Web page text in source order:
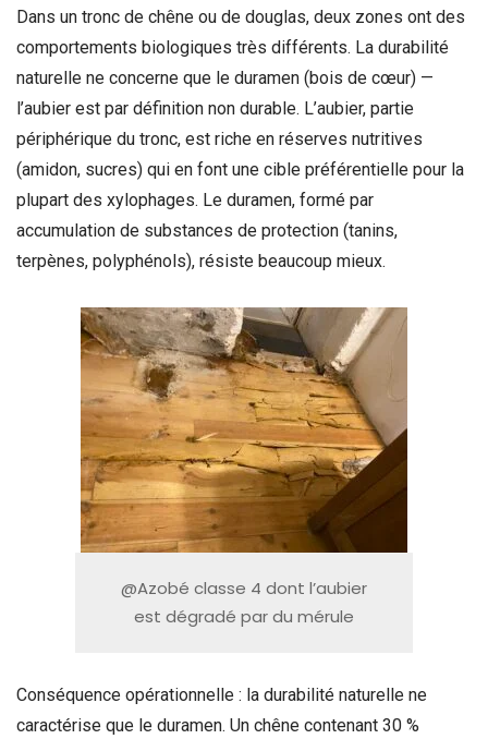
Dans un tronc de chêne ou de douglas, deux zones ont des
comportements biologiques très différents. La durabilité
naturelle ne concerne que le duramen (bois de cœur) —
l’aubier est par définition non durable. L’aubier, partie
périphérique du tronc, est riche en réserves nutritives
(amidon, sucres) qui en font une cible préférentielle pour la
plupart des xylophages. Le duramen, formé par
accumulation de substances de protection (tanins,
terpènes, polyphénols), résiste beaucoup mieux.
@Azobé classe 4 dont l’aubier
est dégradé par du mérule
Conséquence opérationnelle : la durabilité naturelle ne
caractérise que le duramen. Un chêne contenant 30 %